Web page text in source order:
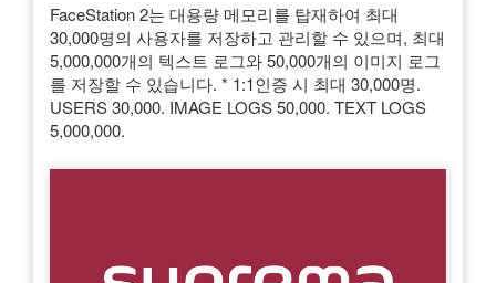
FaceStation 2는 대용량 메모리를 탑재하여 최대
30,000명의 사용자를 저장하고 관리할 수 있으며, 최대
5,000,000개의 텍스트 로그와 50,000개의 이미지 로그
를 저장할 수 있습니다. * 1:1인증 시 최대 30,000명.
USERS 30,000. IMAGE LOGS 50,000. TEXT LOGS
5,000,000.